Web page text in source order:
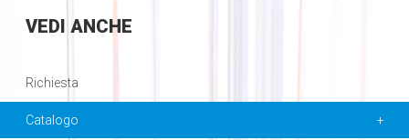
VEDI ANCHE
Richiesta
Catalogo